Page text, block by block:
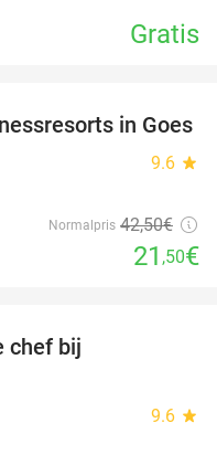
Gratis
49%
in Goes
9.6 star
Normalpris 42,50€
21 ,50€
chef bij
9.6 star